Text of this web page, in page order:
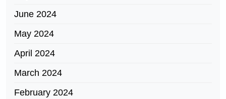
June 2024
May 2024
April 2024
March 2024
February 2024